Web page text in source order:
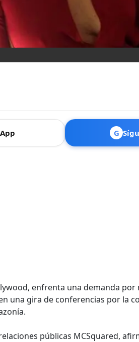
G
enfrenta una demanda
una gira de conferencias por la
públicas MCSquared,